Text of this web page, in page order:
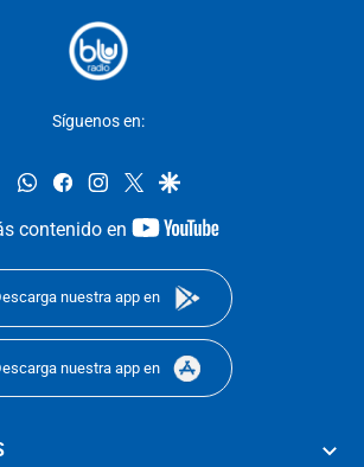
Síguenos en:
whatsappfacebookinstagram
twittergoogle
contenido en
youtube-
nuestra app en
nuestra app en